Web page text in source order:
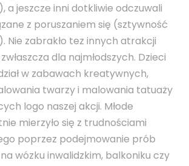
a jeszcze inni dotkliwie odczuwali
z poruszaniem się (sztywność
Nie zabrakło tez innych atrakcji
dla najmłodszych. Dzieci
w zabawach kreatywnych,
twarzy i malowania tatuaży
logo naszej akcji. Młode
mierzyło się z trudnościami
poprzez podejmowanie prób
wózku inwalidzkim, balkoniku czy